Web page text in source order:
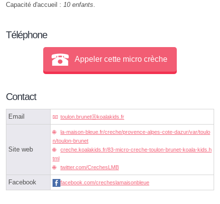
Capacité d'accueil : 10 enfants
Téléphone
Appeler cette micro crèche
Contact
Email toulon.brunetⓐkoalakids.fr
Site web
la-maison-bleue.fr/creche/provence-alpes-cote-dazur/var/toulo
n/toulon-brunet
creche.koalakids.fr/83-micro-creche-toulon-brunet-koala-kids.h
tml
twitter.com/CrechesLMB
Facebook facebook.com/crecheslamaisonbleue